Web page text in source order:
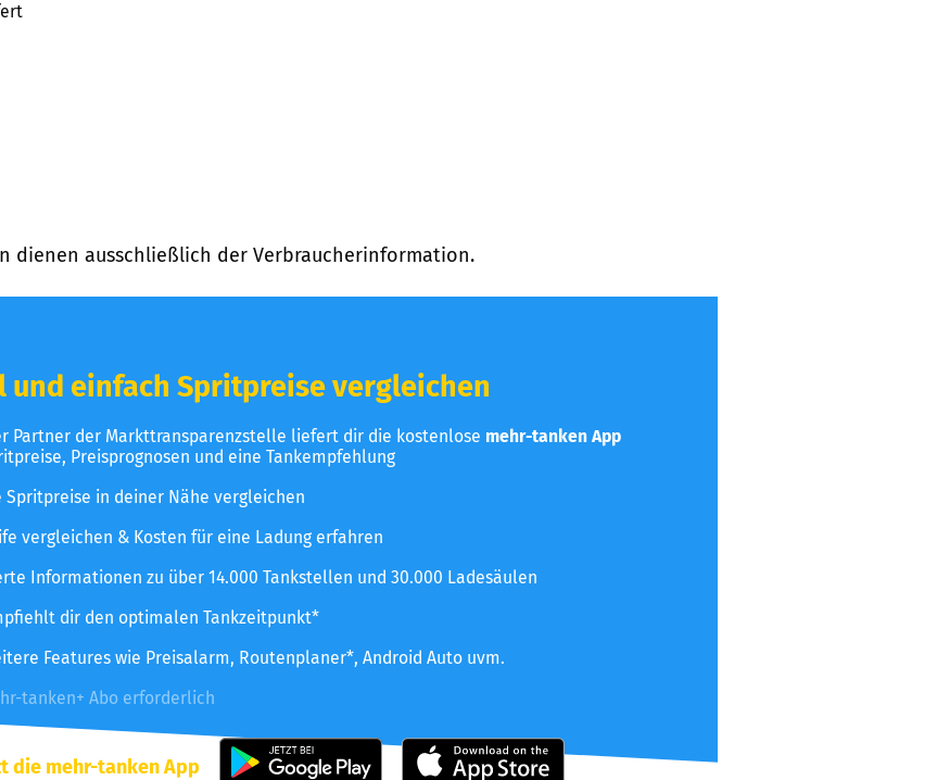
ausschließlich der Verbraucherinformation.
und einfach Spritpreise vergleichen
Partner der Markttransparenzstelle liefert dir die kostenlose mehr-tanken App
Preisprognosen und eine Tankempfehlung
Spritpreise in deiner Nähe vergleichen
vergleichen & Kosten für eine Ladung erfahren
Informationen zu über 14.000 Tankstellen und 30.000 Ladesäulen
dir den optimalen Tankzeitpunkt*
Features wie Preisalarm, Routenplaner*, Android Auto uvm.
tanken+ Abo erforderlich
die mehr-tanken App